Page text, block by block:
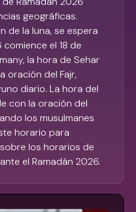
geográficas.
de la luna, se espera
el 18 de
la hora de Sehar
oración del Fajr,
diario. La hora del
con la oración del
los musulmanes
horario para
los horarios de
el Ramadán 2026.